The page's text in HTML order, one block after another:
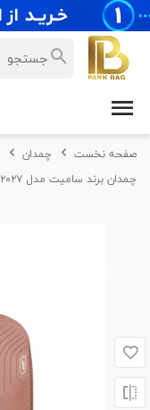
صفحه نخست چمدان
چمدان برند سامیت مدل ۲۰۲۷ سایز بزرگ